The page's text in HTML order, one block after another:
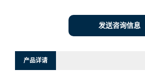
发送咨询信息
产品详请